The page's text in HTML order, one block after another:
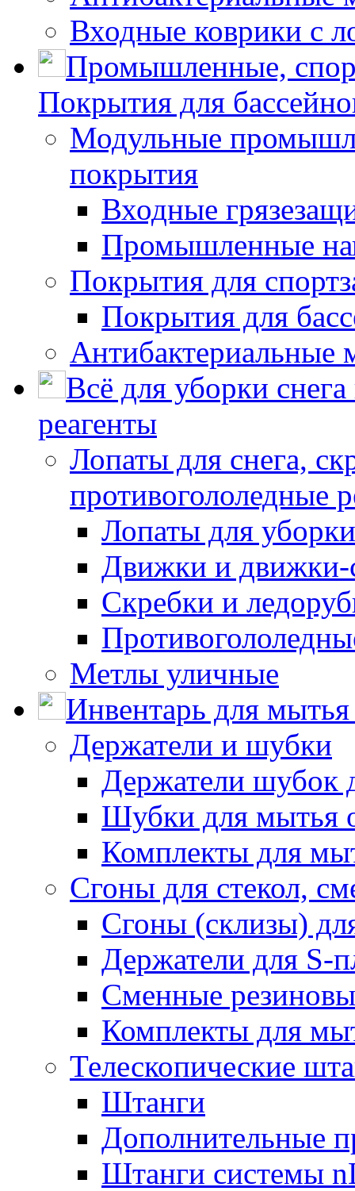
Входные коврики с
Промышленные,
Покрытия для
Модульные
покрытия
Входные
Промышленные
Покрытия для
Покрытия для
Антибактериальные
Всё для уборки
реагенты
Лопаты для снега,
противогололедные
Лопаты для
Движки и движки-
Скребки и
Метлы уличные
Инвентарь для мытья
Держатели и шубки
Держатели шубок
Шубки для мытья
Комплекты для
Сгоны для стекол,
Сгоны (склизы)
Держатели для S-
Сменные
Комплекты для
Телескопические
Штанги
Дополнительные
Штанги системы